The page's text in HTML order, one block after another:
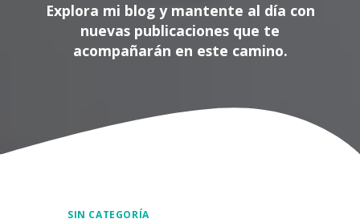
Explora mi blog y mantente al día con
nuevas publicaciones que te
acompañarán en este camino.
SIN CATEGORÍA